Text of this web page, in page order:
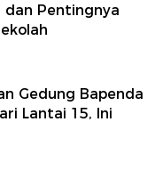
dan Pentingnya
Gedung Bapenda
Lantai 15, Ini